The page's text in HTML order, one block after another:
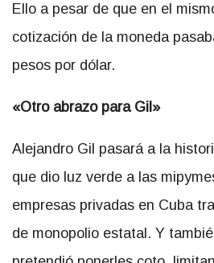
Ello a pesar de que en el
cotización de la moneda
pesos por dólar.
«Otro abrazo para Gil»
Alejandro Gil pasará a la
que dio luz verde a las
empresas privadas en Cuba
de monopolio estatal. Y